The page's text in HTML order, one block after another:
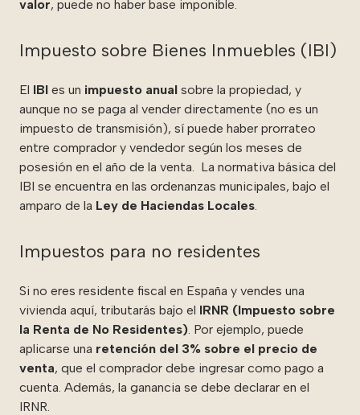
valor, puede no haber base imponible.
Impuesto sobre Bienes Inmuebles (IBI)
El IBI es un impuesto anual sobre la propiedad, y
aunque no se paga al vender directamente (no es un
impuesto de transmisión), sí puede haber prorrateo
entre comprador y vendedor según los meses de
posesión en el año de la venta. La normativa básica del
IBI se encuentra en las ordenanzas municipales, bajo el
amparo de la Ley de Haciendas Locales
Impuestos para no residentes
Si no eres residente fiscal en España y vendes una
vivienda aquí, tributarás bajo el IRNR (Impuesto sobre
la Renta de No Residentes) . Por ejemplo, puede
aplicarse una retención del 3% sobre el precio de
venta, que el comprador debe ingresar como pago a
cuenta. Además, la ganancia se debe declarar en el
IRNR.